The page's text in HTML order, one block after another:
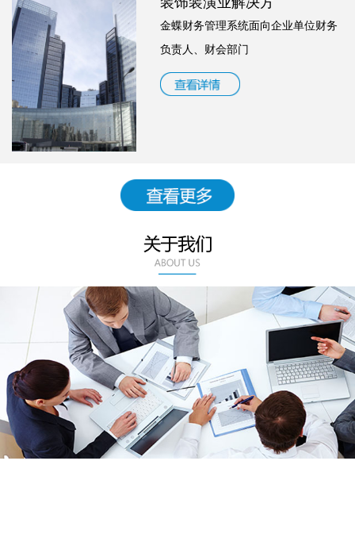
金蝶财务管理系统面向企业单位财务
负责人、财会部门